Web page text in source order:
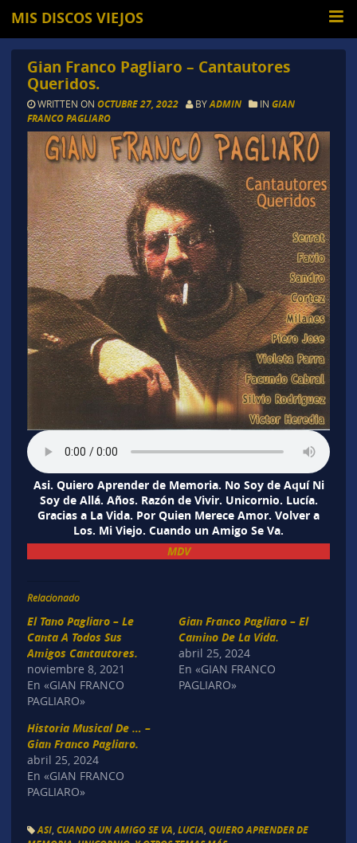
MIS DISCOS VIEJOS
Gian Franco Pagliaro – Cantautores
Queridos.
WRITTEN ON OCTUBRE 27, 2022 BYADMIN IN GIAN
FRANCO PAGLIARO
Asi. Quiero Aprender de Memoria. No Soy de Aquí Ni
Soy de Allá. Años. Razón de Vivir. Unicornio. Lucía.
Gracias a La Vida. Por Quien Merece Amor. Volver a
Los. Mi Viejo. Cuando un Amigo Se Va.
MDV
Relacionado
El Tano Pagliaro – Le
Canta A Todos Sus
Amigos Cantautores.
noviembre 8, 2021
En «GIAN FRANCO
PAGLIARO»
Gian Franco Pagliaro – El
Camino De La Vida.
abril 25, 2024
En «GIAN FRANCO
PAGLIARO»
Historia Musical De … –
Gian Franco Pagliaro.
abril 25, 2024
En «GIAN FRANCO
PAGLIARO»
ASI, CUANDO UN AMIGO SE VA LUCIA QUIERO APRENDER DE